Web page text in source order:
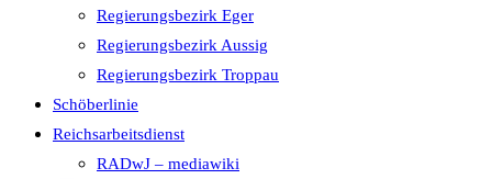
Regierungsbezirk Eger
Regierungsbezirk Aussig
Regierungsbezirk Troppau
Schöberlinie
Reichsarbeitsdienst
RADwJ – mediawiki